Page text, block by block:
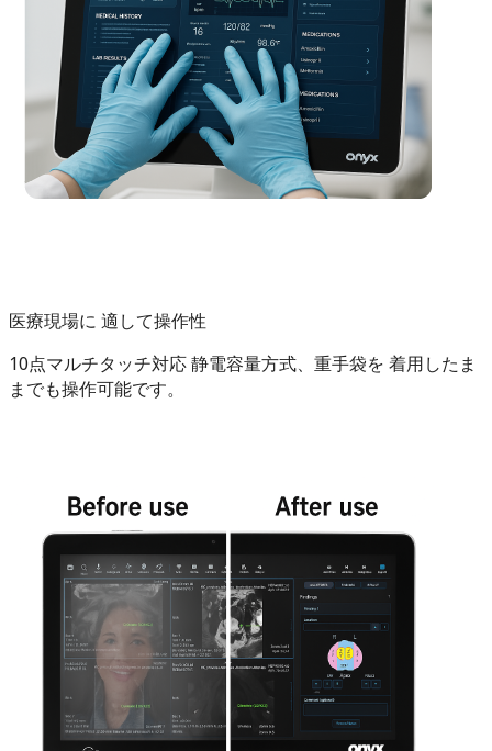
医療現場に 適して操作性
10点マルチタッチ対応 静電容量方式、重手袋を 着用したま
までも操作可能です。